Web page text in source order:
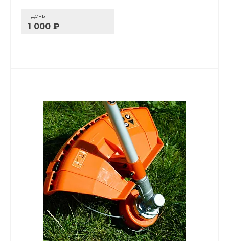
1 день
1 000 ₽